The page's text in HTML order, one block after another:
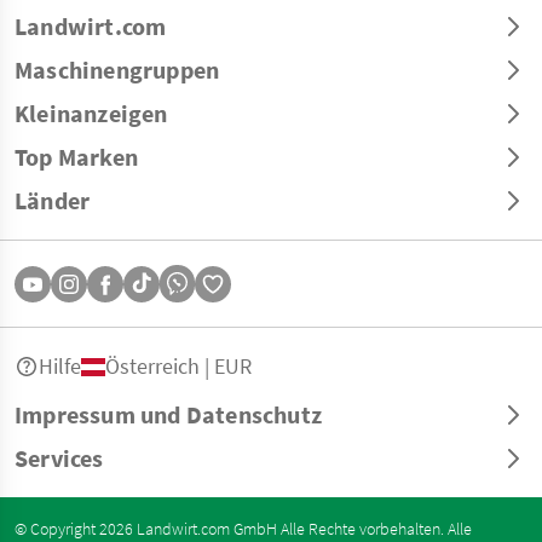
Landwirt.com
Maschinengruppen
Kleinanzeigen
Top Marken
Länder
Impressum und Datenschutz
Services
Hilfe Österreich | EUR
© Copyright 2026 Landwirt.com GmbH Alle Rechte vorbehalten. Alle